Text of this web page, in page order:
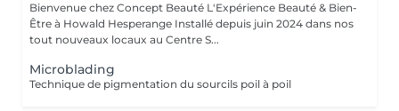
Bienvenue chez Concept Beauté L'Expérience Beauté & Bien-
Être à Howald Hesperange Installé depuis juin 2024 dans nos
tout nouveaux locaux au Centre S...
Microblading
Technique de pigmentation du sourcils poil à poil